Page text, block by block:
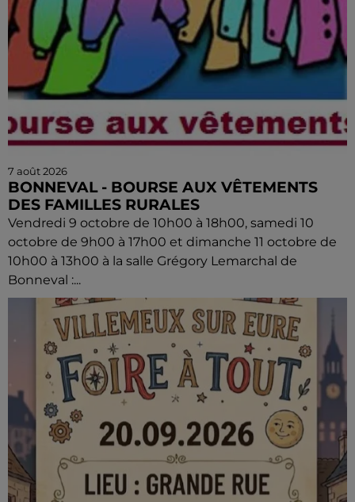
7 août 2026
BONNEVAL - BOURSE AUX VÊTEMENTS
DES FAMILLES RURALES
Vendredi 9 octobre de 10h00 à 18h00, samedi 10
octobre de 9h00 à 17h00 et dimanche 11 octobre de
10h00 à 13h00 à la salle Grégory Lemarchal de
Bonneval :...